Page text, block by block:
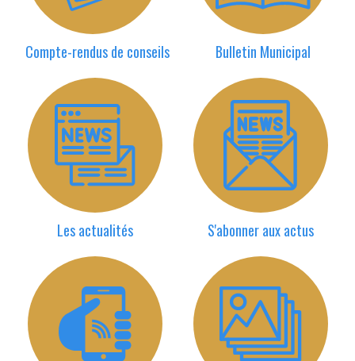
Compte-rendus de conseils Bulletin Municipal
Les actualités S'abonner aux actus